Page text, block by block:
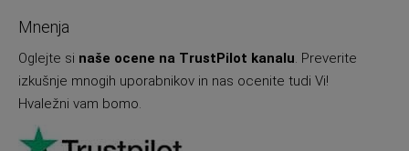
Mnenja
Oglejte si naše ocene na TrustPilot kanalu. Preverite
izkušnje mnogih uporabnikov in nas ocenite tudi Vi!
Hvaležni vam bomo.